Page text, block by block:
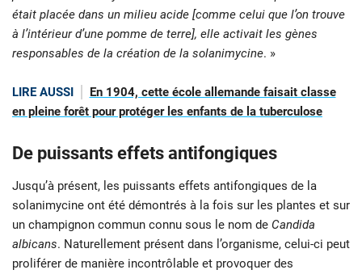
était placée dans un milieu acide [comme celui que l’on trouve
à l’intérieur d’une pomme de terre], elle activait les gènes
responsables de la création de la solanimycine. »
LIRE AUSSI
En 1904, cette école allemande faisait classe
en pleine forêt pour protéger les enfants de la tuberculose
De puissants effets antifongiques
Jusqu’à présent, les puissants effets antifongiques de la
solanimycine ont été démontrés à la fois sur les plantes et sur
un champignon commun connu sous le nom de Candida
albicans. Naturellement présent dans l’organisme, celui-ci peut
proliférer de manière incontrôlable et provoquer des